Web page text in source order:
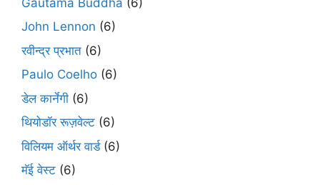
John Lennon (6)
रवीन्द्र प्रभात (6)
Paulo Coelho (6)
डेल कार्नेगी (6)
थियोडॉर रूज़वेल्ट (6)
विलियम ऑर्थर वार्ड(6)
मॅई वेस्ट (6)